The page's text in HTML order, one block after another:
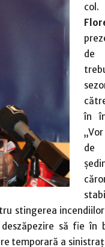
de
în
de
stingerea
să fie în
temporară a